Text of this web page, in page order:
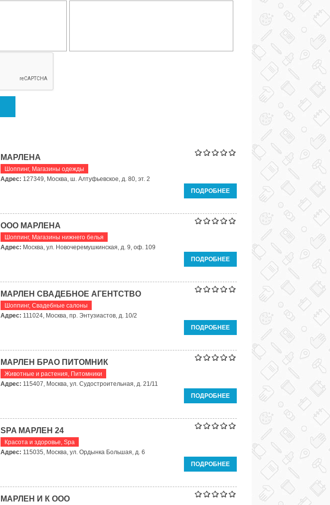
МАРЛЕНА
Шоппинг, Магазины одежды
Адрес: 127349, Москва, ш. Алтуфьевское, д. 80, эт. 2
ПОДРОБНЕЕ
ООО МАРЛЕНА
Шоппинг, Магазины нижнего белья
Адрес: Москва, ул. Новочеремушкинская, д. 9, оф. 109
ПОДРОБНЕЕ
МАРЛЕН СВАДЕБНОЕ АГЕНТСТВО
Шоппинг, Свадебные салоны
Адрес: 111024, Москва, пр. Энтузиастов, д. 10/2
ПОДРОБНЕЕ
МАРЛЕН БРАО ПИТОМНИК
Животные и растения, Питомники
Адрес: 115407, Москва, ул. Судостроительная, д. 21/11
ПОДРОБНЕЕ
SPA МАРЛЕН 24
Красота и здоровье, Spa
Адрес: 115035, Москва, ул. Ордынка Большая, д. 6
ПОДРОБНЕЕ
МАРЛЕН И К ООО